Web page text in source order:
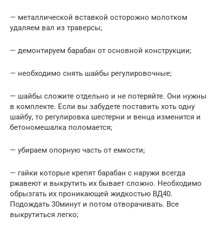
— металлической вставкой осторожно молотком
удаляем вал из траверсы;
— демонтируем барабан от основной конструкции;
— необходимо снять шайбы регулировочные;
— шайбы сложите отдельно и не потеряйте. Они нужны
в комплекте. Если вы забудете поставить хоть одну
шайбу, то регулировка шестерни и венца изменится и
бетономешалка поломается;
— убираем опорную часть от емкости;
— гайки которые крепят барабан с наружи всегда
ржавеют и выкрутить их бывает сложно. Необходимо
обрызгать их проникающей жидкостью ВД40.
Подождать 30минут и потом отворачивать. Все
выкрутиться легко;